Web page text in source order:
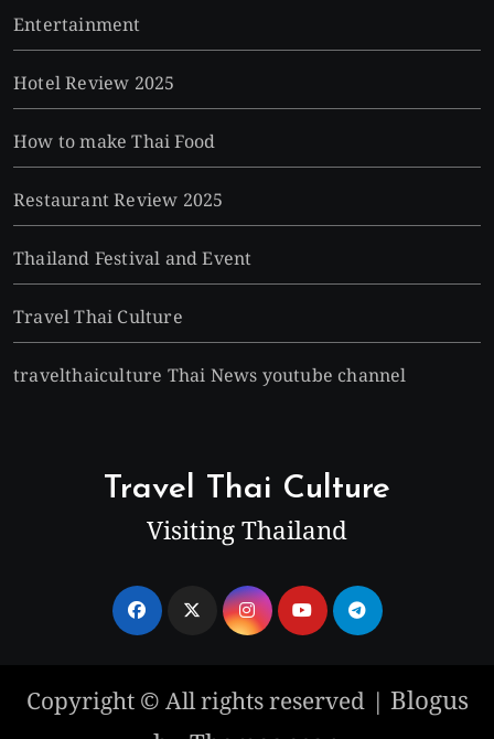
Entertainment
Hotel Review 2025
How to make Thai Food
Restaurant Review 2025
Thailand Festival and Event
Travel Thai Culture
travelthaiculture Thai News youtube channel
Travel Thai Culture
Visiting Thailand
Copyright © All rights reserved | Blogus